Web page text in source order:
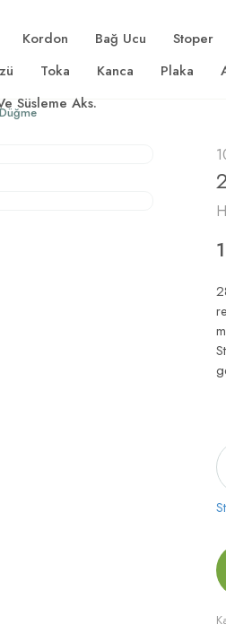
Kordon Bağ Ucu
Stoper
Toka Kanca Plaka
Süsleme Aks.